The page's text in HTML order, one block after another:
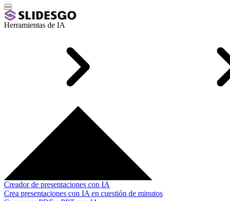
Herramientas de IA
Creador de presentaciones con IA
Crea presentaciones con IA en cuestión de minutos